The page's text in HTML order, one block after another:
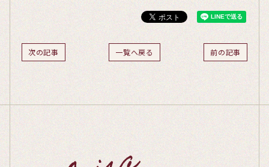
次の記事 一覧へ戻る 前の記事